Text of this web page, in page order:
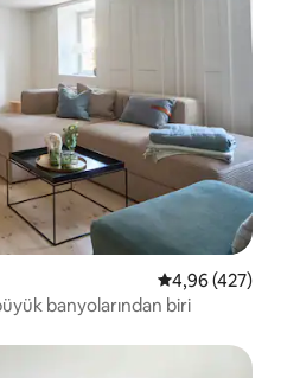
5 üzerinden
4,96 (427)
banyolarından biri